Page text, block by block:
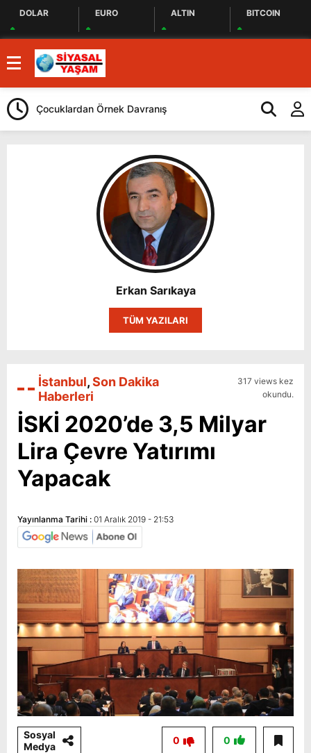
DOLAR EURO ALTIN BITCOIN
Çocuklardan Örnek Davranış Selahattin
Erkan Sarıkaya
TÜM YAZILARI
İstanbul,Son Dakika
Haberleri
317 views kez
okundu.
İSKİ 2020’de 3,5 Milyar
Lira Çevre Yatırımı
Yapacak
Yayınlanma Tarihi : 01 Aralık 2019 - 21:53
Sosyal
Medya
0
0